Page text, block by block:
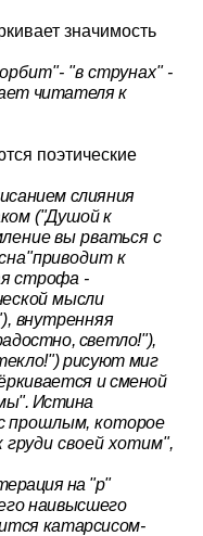
значимость
"в струнах" -
читателя к
поэтические
слияния
("Душой к
вырваться с
к
строфа -
ской мысли
внутренняя
светло!"),
рисуют миг
исменой
Истина
прошлым, которое
груди своей хотим",
на "р"
наивысшего
ка­тарсисом-